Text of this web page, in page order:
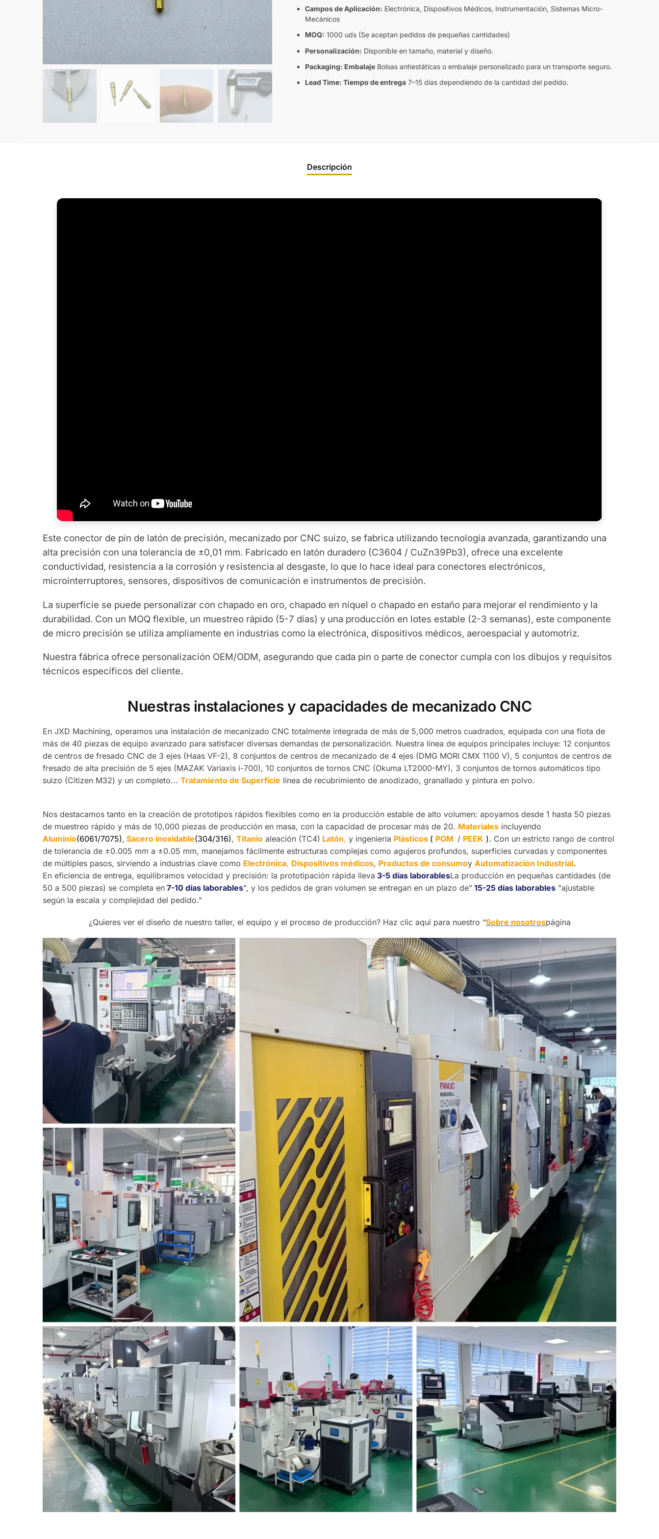
Campos de Aplicación: Electrónica, Dispositivos Médicos, Instrumentación, Sistemas Micro-
Mecánicos
MOQ: 1000 uds (Se aceptan pedidos de pequeñas cantidades)
Personalización: Disponible en tamaño, material y diseño.
Packaging: EmbalajeBolsas antiestáticas o embalaje personalizado para un transporte seguro.
Lead Time: Tiempo de entrega7–15 días dependiendo de la cantidad del pedido.
Descripción
Este conector de pin de latón de precisión, mecanizado por CNC suizo, se fabrica utilizando tecnología avanzada, garantizando una
alta precisión con una tolerancia de ±0,01 mm. Fabricado en latón duradero (C3604 / CuZn39Pb3), ofrece una excelente
conductividad, resistencia a la corrosión y resistencia al desgaste, lo que lo hace ideal para conectores electrónicos,
microinterruptores, sensores, dispositivos de comunicación e instrumentos de precisión.
La superficie se puede personalizar con chapado en oro, chapado en níquel o chapado en estaño para mejorar el rendimiento y la
durabilidad. Con un MOQ flexible, un muestreo rápido (5-7 días) y una producción en lotes estable (2-3 semanas), este componente
de micro precisión se utiliza ampliamente en industrias como la electrónica, dispositivos médicos, aeroespacial y automotriz.
Nuestra fábrica ofrece personalización OEM/ODM, asegurando que cada pin o parte de conector cumpla con los dibujos y requisitos
técnicos específicos del cliente.
Nuestras instalaciones y capacidades de mecanizado CNC
En JXD Machining, operamos una instalación de mecanizado CNC totalmente integrada de más de 5,000 metros cuadrados, equipada con una flota de
más de 40 piezas de equipo avanzado para satisfacer diversas demandas de personalización. Nuestra línea de equipos principales incluye: 12 conjuntos
de centros de fresado CNC de 3 ejes (Haas VF-2), 8 conjuntos de centros de mecanizado de 4 ejes (DMG MORI CMX 1100 V), 5 conjuntos de centros de
fresado de alta precisión de 5 ejes (MAZAK Variaxis i-700), 10 conjuntos de tornos CNC (Okuma LT2000-MY), 3 conjuntos de tornos automáticos tipo
suizo (Citizen M32) y un completo...Tratamiento de Superficie línea de recubrimiento de anodizado, granallado y pintura en polvo.
Nos destacamos tanto en la creación de prototipos rápidos flexibles como en la producción estable de alto volumen: apoyamos desde 1 hasta 50 piezas
de muestreo rápido y más de 10,000 piezas de producción en masa, con la capacidad de procesar más de 20. Materiales incluyendo
Aluminio(6061/7075), Sacero inoxidable(304/316),Titanio aleación (TC4) Latón, y ingeniería Plásticos ( POM / PEEK ). Con un estricto rango de control
de tolerancia de ±0.005 mm a ±0.05 mm, manejamos fácilmente estructuras complejas como agujeros profundos, superficies curvadas y componentes
de múltiples pasos, sirviendo a industrias clave como Electrónica, Dispositivos médicos, Productos de consumoyAutomatización Industrial.
En eficiencia de entrega, equilibramos velocidad y precisión: la prototipación rápida lleva 3-5 días laborablesLa producción en pequeñas cantidades (de
50 a 500 piezas) se completa en 7-10 días laborables", y los pedidos de gran volumen se entregan en un plazo de" 15-25 días laborables "ajustable
según la escala y complejidad del pedido."
¿Quieres ver el diseño de nuestro taller, el equipo y el proceso de producción? Haz clic aquí para nuestro “Sobre nosotrospágina